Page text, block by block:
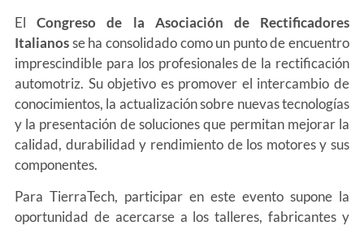
ElCongreso de la Asociación de Rectificadores
Italianosse ha consolidado como un punto de encuentro
imprescindible para los profesionales de la rectificación
automotriz. Su objetivo es promover el intercambio de
conocimientos, la actualización sobre nuevas tecnologías
y la presentación de soluciones que permitan mejorar la
calidad, durabilidad y rendimiento de los motores y sus
componentes.
Para TierraTech, participar en este evento supone la
oportunidad de acercarse a los talleres, fabricantes y